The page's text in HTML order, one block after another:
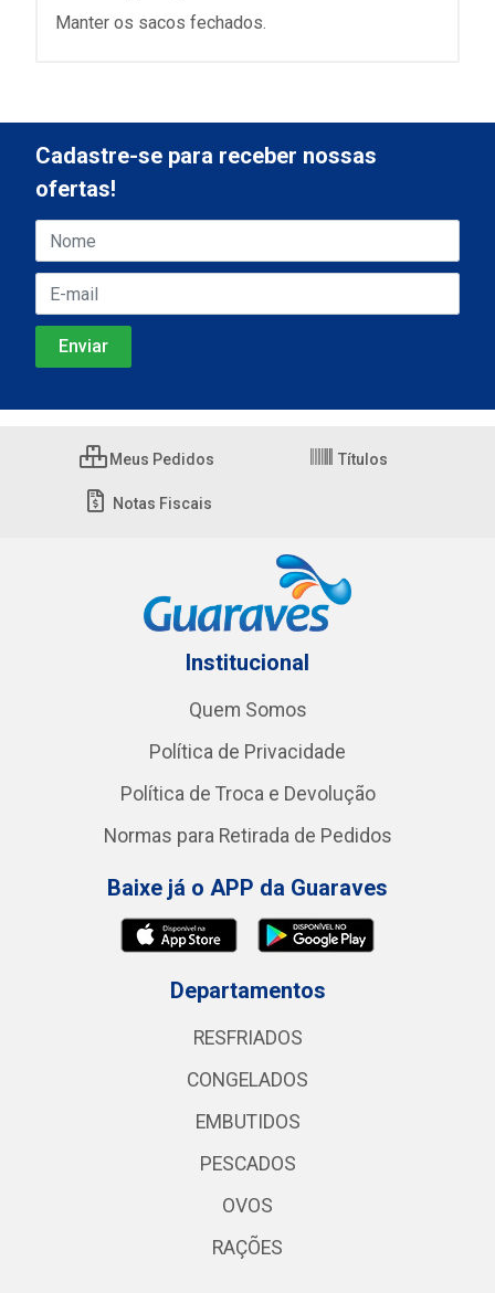
Manter os sacos fechados.
Cadastre-se para receber nossas
ofertas!
Meus Pedidos Títulos
Notas Fiscais
Institucional
Quem Somos
Política de Privacidade
Política de Troca e Devolução
Normas para Retirada de Pedidos
Baixe já o APP da Guaraves
Departamentos
RESFRIADOS
CONGELADOS
EMBUTIDOS
PESCADOS
OVOS
RAÇÕES